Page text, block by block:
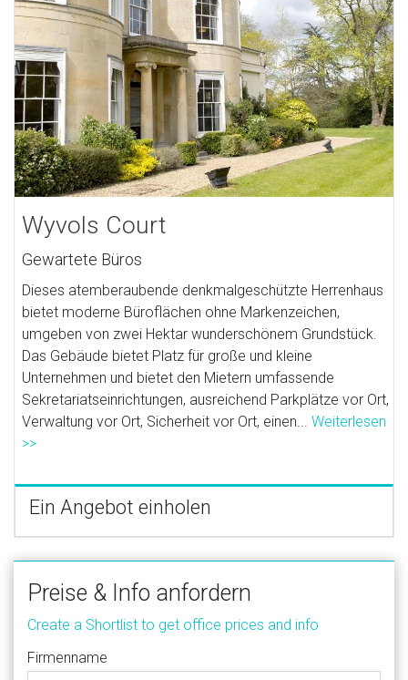
Wyvols Court
Gewartete Büros
Dieses atemberaubende denkmalgeschützte Herrenhaus
bietet moderne Büroflächen ohne Markenzeichen,
umgeben von zwei Hektar wunderschönem Grundstück.
Das Gebäude bietet Platz für große und kleine
Unternehmen und bietet den Mietern umfassende
Sekretariatseinrichtungen, ausreichend Parkplätze vor Ort,
Verwaltung vor Ort, Sicherheit vor Ort, einen...Weiterlesen
>>
Ein Angebot einholen
Preise & Info anfordern
Create a Shortlist to get office prices and info
Firmenname